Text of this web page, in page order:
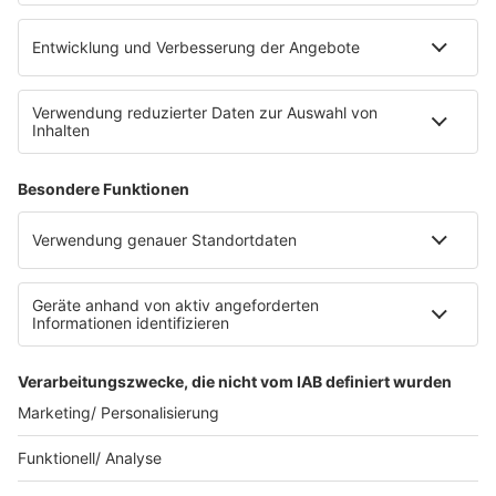
eröffnet. Direkt an der Medizinischen Klinik bietet es
E-Bikes über eine Photovoltaikanlage auf dem …
Impressum
Datenschutzerklärung
Datenschutzeinstellungen
Radioplayer